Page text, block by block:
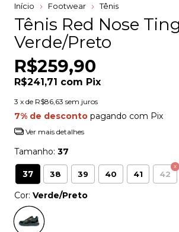
Início Footwear Tênis
Tênis Red Nose
Verde/Preto
R$259,90
R$241,71 com Pix
3 x de R$86,63 sem juros
7% de desconto pagando com Pix
Ver mais detalhes
Tamanho: 37
37 38 39 40 41 42
Cor: Verde/Preto